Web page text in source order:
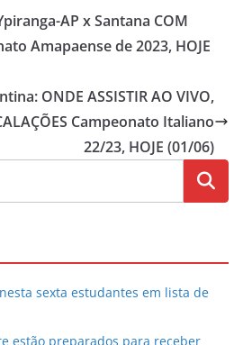
AP x Santana COM
Amapaense de 2023, HOJE
ONDE ASSISTIR AO VIVO,
Campeonato Italiano
22/23, HOJE (01/06)
sexta estudantes em lista de
estão preparados para receber